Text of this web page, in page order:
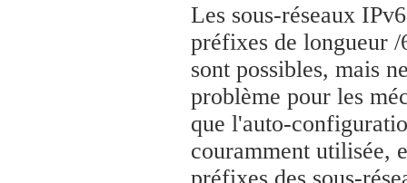
Les sous-réseaux
préfixes de longueur
sont possibles, mais
problème pour les
que l'auto-
couramment utilisée,